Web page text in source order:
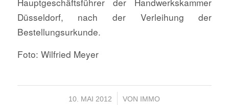
Düsseldorf, nach der Verleihung der
Bestellungsurkunde.
Foto: Wilfried Meyer
10. MAI 2012
/ VON IMMO